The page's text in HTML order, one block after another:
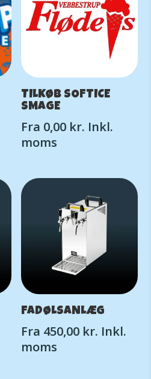
TILKØB SOFTICE
SMAGE
Fra 0,00 kr. Inkl.
moms
FADØLSANLÆG
Fra 450,00 kr. Inkl.
moms